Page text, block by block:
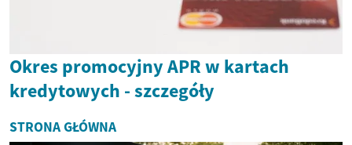
Okres promocyjny APR w kartach
kredytowych - szczegóły
STRONA GŁÓWNA